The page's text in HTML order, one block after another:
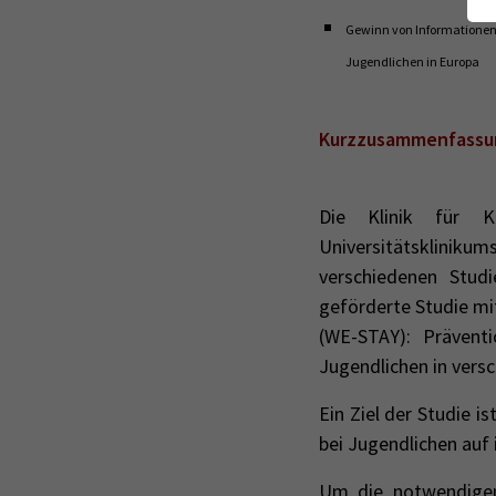
Gewinn von
Jugendlichen in Europa
Die Klinik für
verschiedenen
geförderte Studie
(WE-STAY):
Jugendlichen in
Ein Ziel der Studie
bei Jugendlichen